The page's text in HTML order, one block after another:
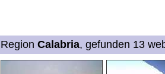
Region Calabria, gefunden 13